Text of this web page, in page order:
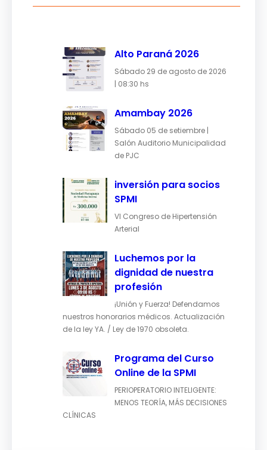
Alto Paraná 2026
Sábado 29 de agosto de 2026
| 08:30 hs
Amambay 2026
Sábado 05 de setiembre |
Salón Auditorio Municipalidad
de PJC
inversión para socios
SPMI
VI Congreso de Hipertensión
Arterial
Luchemos por la
dignidad de nuestra
profesión
¡Unión y Fuerza! Defendamos
nuestros honorarios médicos. Actualización
de la ley YA. / Ley de 1970 obsoleta.
Programa del Curso
Online de la SPMI
PERIOPERATORIO INTELIGENTE:
MENOS TEORÍA, MÁS DECISIONES
CLÍNICAS